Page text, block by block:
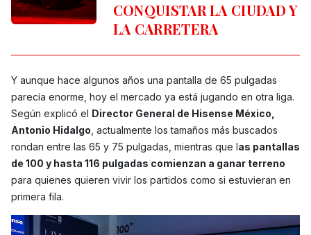
CONQUISTAR LA CIUDAD Y
LA CARRETERA
Y aunque hace algunos años una pantalla de 65 pulgadas
parecía enorme, hoy el mercado ya está jugando en otra liga.
Según explicó el Director General de Hisense México,
Antonio Hidalgo , actualmente los tamaños más buscados
rondan entre las 65 y 75 pulgadas, mientras que las pantallas
de 100 y hasta 116 pulgadas comienzan a ganar terreno
para quienes quieren vivir los partidos como si estuvieran en
primera fila.